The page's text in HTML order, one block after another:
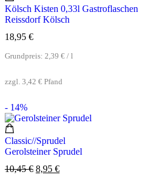
Kölsch Kisten 0,33l Gastroflaschen
Reissdorf Kölsch
18,95 €
Grundpreis: 2,39 € / l
zzgl. 3,42 € Pfand
- 14%
Classic//Sprudel
Gerolsteiner Sprudel
10,45€ 8,95 €